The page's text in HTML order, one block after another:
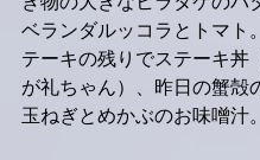
ベランダルッコラとトマト
テーキの残りでステーキ丼
が礼ちゃん）、昨日の蟹殻
玉ねぎとめかぶのお味噌汁